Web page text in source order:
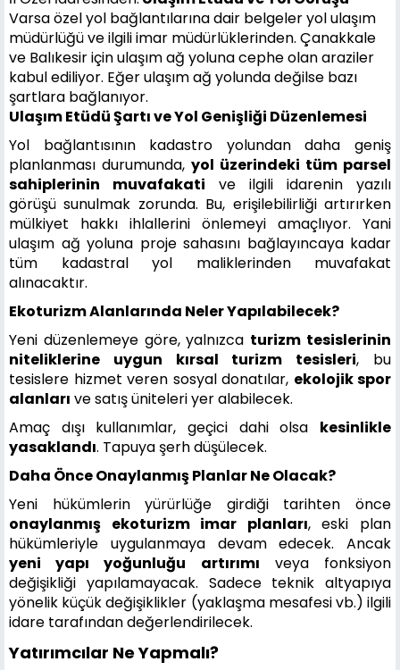
Varsa özel yol bağlantılarına dair belgeler yol ulaşım
müdürlüğü ve ilgili imar müdürlüklerinden. Çanakkale
ve Balıkesir için ulaşım ağ yoluna cephe olan araziler
kabul ediliyor. Eğer ulaşım ağ yolunda değilse bazı
şartlara bağlanıyor.
Ulaşım Etüdü Şartı ve Yol Genişliği Düzenlemesi
Yol bağlantısının kadastro yolundan daha geniş
planlanması durumunda, yol üzerindeki tüm parsel
sahiplerinin muvafakati ve ilgili idarenin yazılı
görüşü sunulmak zorunda. Bu, erişilebilirliği artırırken
mülkiyet hakkı ihlallerini önlemeyi amaçlıyor. Yani
ulaşım ağ yoluna proje sahasını bağlayıncaya kadar
tüm kadastral yol maliklerinden muvafakat
alınacaktır.
Ekoturizm Alanlarında Neler Yapılabilecek?
Yeni düzenlemeye göre, yalnızca turizm tesislerinin
niteliklerine uygun kırsal turizm tesisleri, bu
tesislere hizmet veren sosyal donatılar, ekolojik spor
alanları ve satış üniteleri yer alabilecek.
Amaç dışı kullanımlar, geçici dahi olsa kesinlikle
yasaklandı. Tapuya şerh düşülecek.
Daha Önce Onaylanmış Planlar Ne Olacak?
Yeni hükümlerin yürürlüğe girdiği tarihten önce
onaylanmış ekoturizm imar planları, eski plan
hükümleriyle uygulanmaya devam edecek. Ancak
yeni yapı yoğunluğu artırımı veya fonksiyon
değişikliği yapılamayacak. Sadece teknik altyapıya
yönelik küçük değişiklikler (yaklaşma mesafesi vb.) ilgili
idare tarafından değerlendirilecek.
Yatırımcılar Ne Yapmalı?